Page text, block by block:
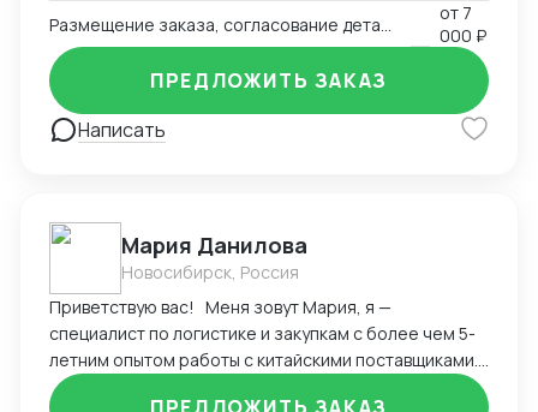
контрактов и контроль исполнения обязательств. -
Установление партнерских отношений с
международными компаниями, оценка надежности
партнеров и выбор оптимальных условий поставки. -
Организация доставки грузов морским, воздушным и
автомобильным транспортом, обеспечение
доставки грузов Карго - Подготовка документов для
таможенного оформления (взаимодействие с
таможенными органами разных стран), решение
вопросов, связанных с импортом/экспортом
продукции. - Оценка возможных рисков в
международной торговле, разработка мер по
снижению вероятности сбоев и убытков. ---
от 7
000 ₽
Написать
ПРЕДЛОЖИТЬ ЗАКАЗ
Мария Данилова
Новосибирск, Россия
Приветствую вас! Меня зовут Мария, я —
специалист по логистике и закупкам с более чем 5-
летним опытом работы с китайскими поставщиками.
Мой главный приоритет — обеспечить для вас